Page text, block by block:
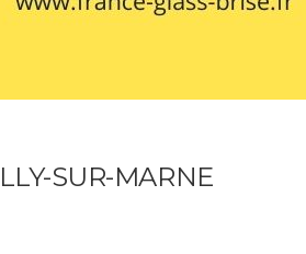
SUR-MARNE